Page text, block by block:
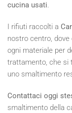
cucina usati.
I rifiuti raccolti a
nostro centro,
ogni materiale per
trattamento, che si
uno smaltimento
Contattaci oggi
smaltimento della